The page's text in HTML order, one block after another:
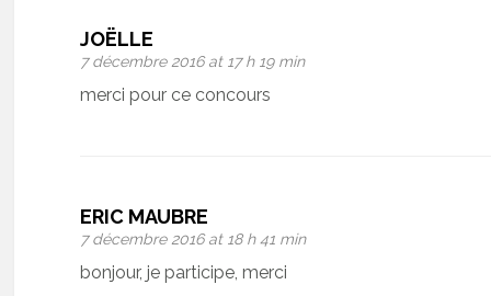
JOËLLE
7 décembre 2016 at 17 h 19 min
merci pour ce concours
ERIC MAUBRE
7 décembre 2016 at 18 h 41 min
bonjour, je participe, merci